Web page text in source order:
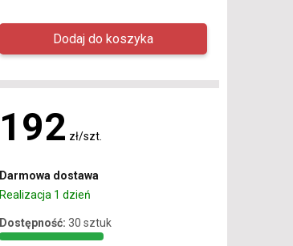
192 zł/szt.
Darmowa dostawa
Realizacja 1 dzień
Dostępność: 30 sztuk